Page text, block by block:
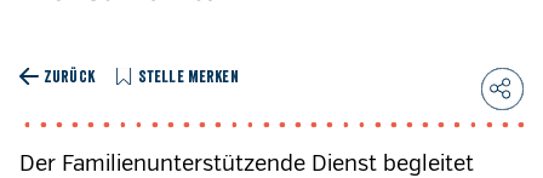
ZURÜCK STELLE MERKEN
Der Familienunterstützende Dienst begleitet